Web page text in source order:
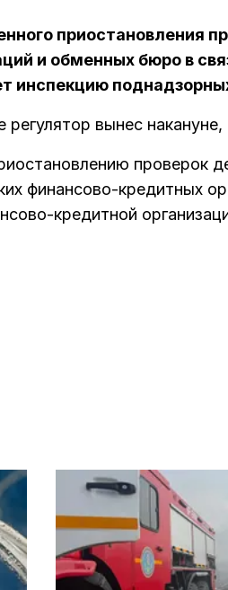
приостановления
и обменных бюро в
инспекцию
вынес накануне,
проверок
финансово-кредитных
кредитной